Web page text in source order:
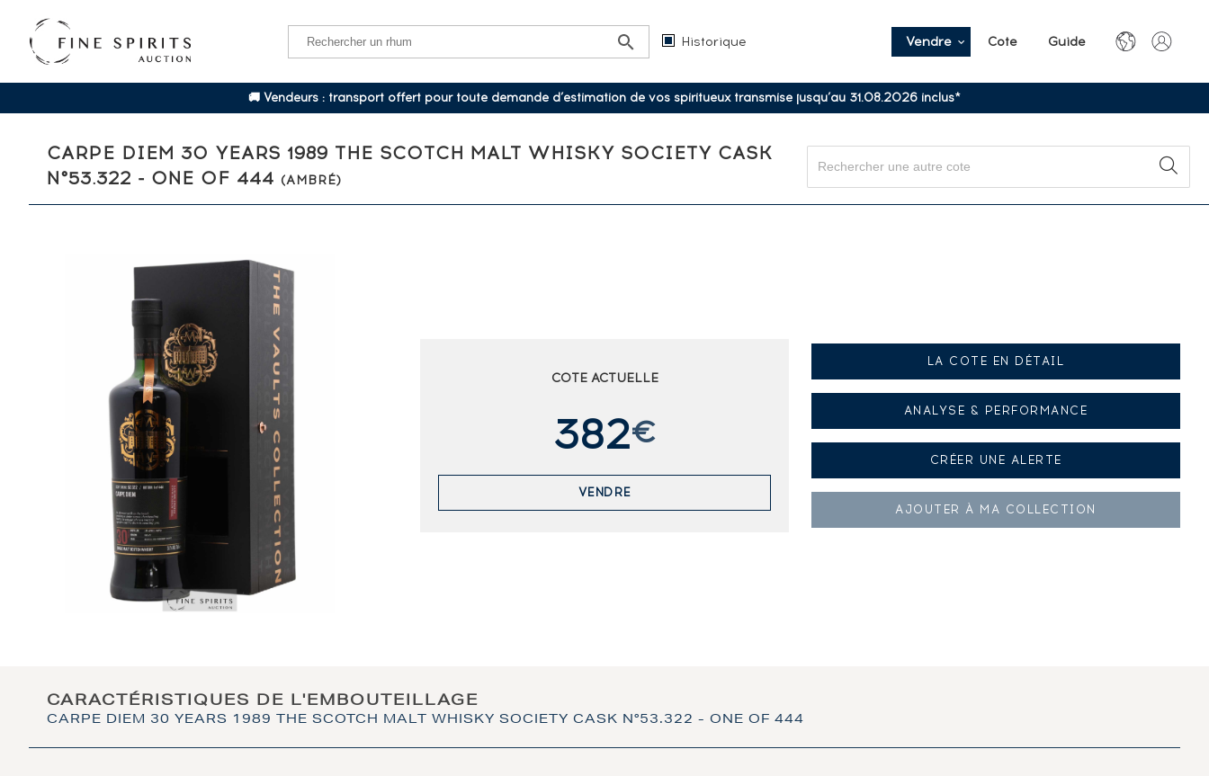
Historique Vendre Cote Guide
🚚 Vendeurs : transport offert pour toute demande d’estimation de vos spiritueux transmise jusqu’au 31.08.2026 inclus*
CARPE DIEM 30 YEARS 1989 THE SCOTCH MALT WHISKY SOCIETY CASK
N°53.322 - ONE OF 444 (AMBRÉ)
COTE ACTUELLE
382€
VENDRE
LA COTE EN DÉTAIL
ANALYSE & PERFORMANCE
CRÉER UNE ALERTE
AJOUTER À MA COLLECTION
CARACTÉRISTIQUES DE L'EMBOUTEILLAGE
CARPE DIEM 30 YEARS 1989 THE SCOTCH MALT WHISKY SOCIETY CASK N°53.322 - ONE OF 444